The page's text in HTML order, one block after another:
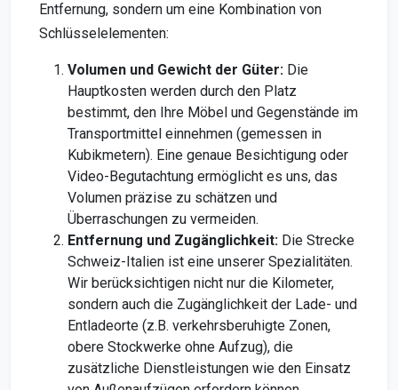
Entfernung, sondern um eine Kombination von
Schlüsselelementen:
Volumen und Gewicht der Güter: Die
Hauptkosten werden durch den Platz
bestimmt, den Ihre Möbel und Gegenstände im
Transportmittel einnehmen (gemessen in
Kubikmetern). Eine genaue Besichtigung oder
Video-Begutachtung ermöglicht es uns, das
Volumen präzise zu schätzen und
Überraschungen zu vermeiden.
Entfernung und Zugänglichkeit: Die Strecke
Schweiz-Italien ist eine unserer Spezialitäten.
Wir berücksichtigen nicht nur die Kilometer,
sondern auch die Zugänglichkeit der Lade- und
Entladeorte (z.B. verkehrsberuhigte Zonen,
obere Stockwerke ohne Aufzug), die
zusätzliche Dienstleistungen wie den Einsatz